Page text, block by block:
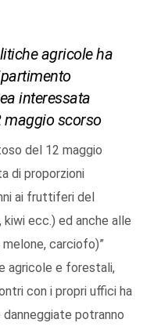
agricole ha
interessata
maggio scorso
del 12 maggio
di proporzioni
ai fruttiferi del
ecc.) ed anche alle
carciofo)”
agricole e forestali,
con i propri uffici ha
potranno